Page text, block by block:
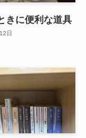
きに便利な道具
日